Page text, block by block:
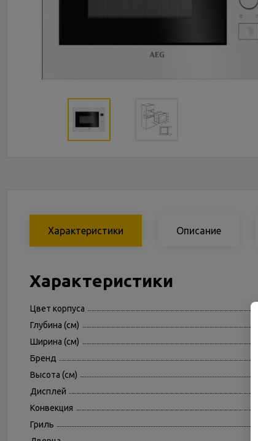
Характеристики Описание
Характеристики
Цвет корпуса
Глубина (см)
Ширина (см)
Бренд
Высота (см)
Дисплей
Конвекция
Гриль